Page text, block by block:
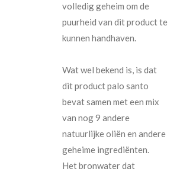
volledig geheim om de
puurheid van dit product te
kunnen handhaven.
Wat wel bekend is, is dat
dit product palo santo
bevat samen met een mix
van nog 9 andere
natuurlijke oliën en andere
geheime ingrediënten.
Het bronwater dat